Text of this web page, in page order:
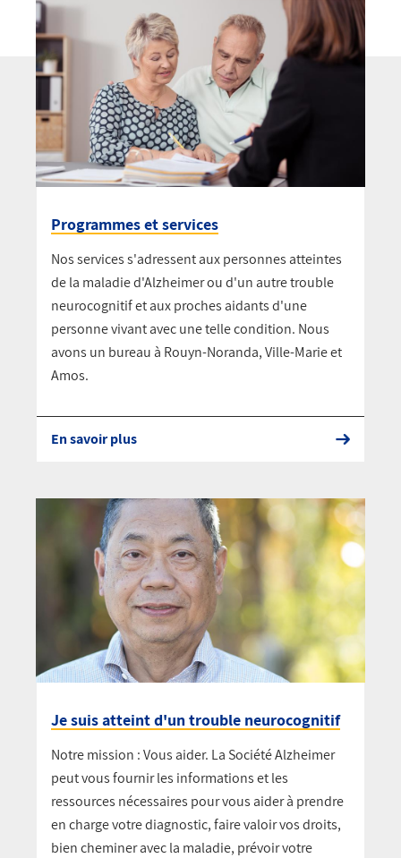
Programmes et services
Nos services s'adressent aux personnes atteintes
de la maladie d'Alzheimer ou d'un autre trouble
neurocognitif et aux proches aidants d'une
personne vivant avec une telle condition. Nous
avons un bureau à Rouyn-Noranda, Ville-Marie et
Amos.
En savoir plus
Je suis atteint d'un trouble neurocognitif
Notre mission : Vous aider. La Société Alzheimer
peut vous fournir les informations et les
ressources nécessaires pour vous aider à prendre
en charge votre diagnostic, faire valoir vos droits,
bien cheminer avec la maladie, prévoir votre